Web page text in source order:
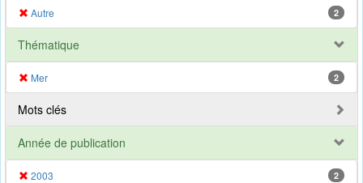
Autre 2
Thématique
Mer 2
Mots clés
Année de publication
2003 2